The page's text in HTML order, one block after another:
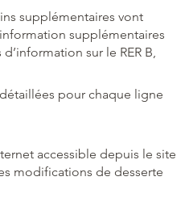
supplémentaires vont
supplémentaires
sur le RER B,
pour chaque ligne
accessible depuis le site
modifications de desserte